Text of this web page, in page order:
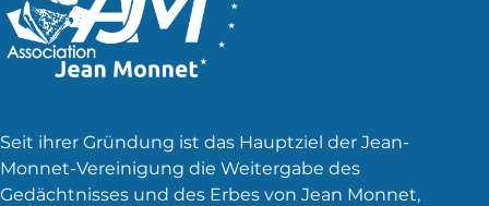
Seit ihrer Gründung ist das Hauptziel der Jean-
Monnet-Vereinigung die Weitergabe des
Gedächtnisses und des Erbes von Jean Monnet,